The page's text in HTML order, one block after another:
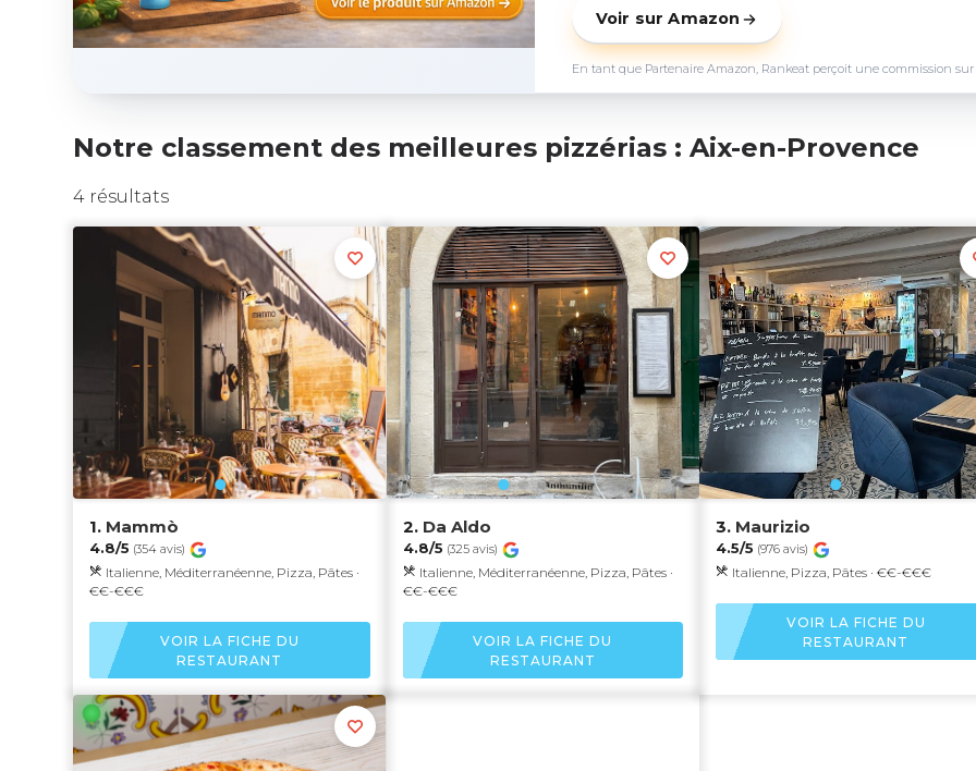
Voir sur Amazon
En tant que Partenaire Amazon, Rankeat perçoit une commission
Notre classement des meilleures pizzérias : Aix-en-Provence
4 résultats
1. Mammò
4.8/5 (354 avis)
Italienne, Méditerranéenne, Pizza, Pâtes ·
€€-€€€
VOIR LA FICHE DU
RESTAURANT
2. Da Aldo
4.8/5 (325 avis)
Italienne, Méditerranéenne, Pizza, Pâtes ·
€€-€€€
VOIR LA FICHE DU
RESTAURANT
3. Maurizio
4.5/5 (976 avis)
Italienne, Pizza, Pâtes · €€-€€€
VOIR LA FICHE DU
RESTAURANT